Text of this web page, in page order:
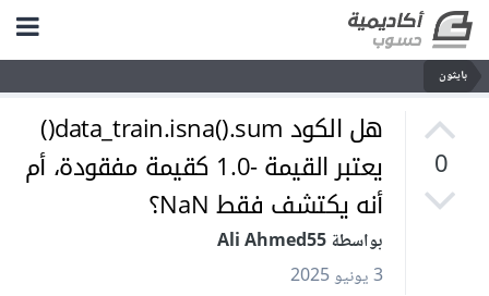
بايثون
0
هل الكود data_train.isna().sum()
يعتبر القيمة -1.0 كقيمة مفقودة، أم
أنه يكتشف فقط NaN؟
بواسطة Ali Ahmed55
3 يونيو 2025